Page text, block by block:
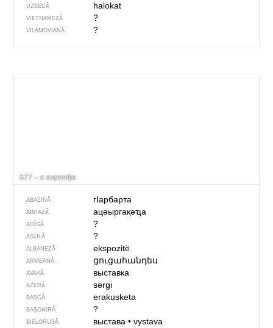
UZBECĂ halokat
VIETNAMEZĂ ?
VILAMOVIANĂ ?
677 – o expoziție
ABAZINĂ гIарбарта
ABHAZĂ ацәыргақәҵа
ADÎGĂ ?
AGULĂ ?
ALBANEZĂ ekspozitë
ARMEANĂ ցուցահանդես
AVARĂ выставка
AZERĂ sərgi
BASCĂ erakusketa
BAȘCHIRĂ ?
BIELORUSĂ выстава• vystava